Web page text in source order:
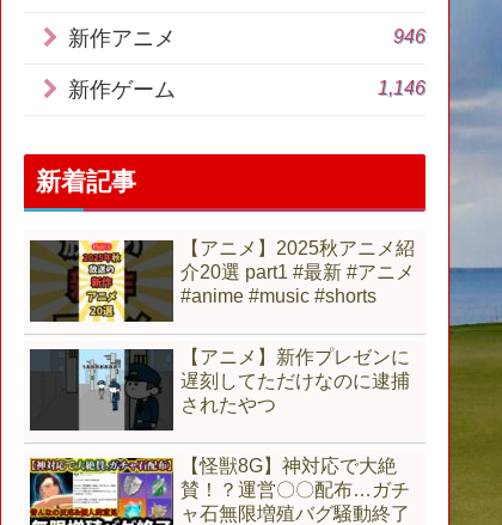
新作アニメ 946
新作ゲーム 1,146
新着記事
【アニメ】2025秋アニメ紹
介20選 part1 #最新 #アニメ
#anime #music #shorts
【アニメ】新作プレゼンに
遅刻してただけなのに逮捕
されたやつ
【怪獣8G】神対応で大絶
賛！？運営〇〇配布…ガチ
ャ石無限増殖バグ騒動終了